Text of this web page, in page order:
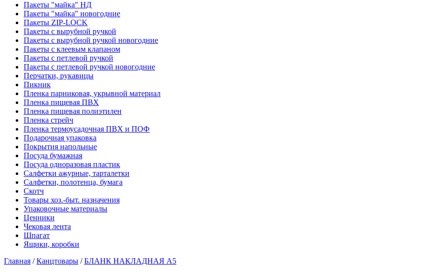
Пакеты "майка" НД
Пакеты "майка" новогодние
Пакеты ZIP-LOCK
Пакеты с вырубной ручкой
Пакеты с вырубной ручкой новогодние
Пакеты с клеевым клапаном
Пакеты с петлевой ручкой
Пакеты с петлевой ручкой новогодние
Перчатки, рукавицы
Пикник
Пленка парниковая, укрывной материал
Пленка пищевая ПВХ
Пленка пищевая полиэтилен
Пленка стрейч
Пленка термоусадочная ПВХ и ПОФ
Подарочная упаковка
Покрытия напольные
Посуда бумажная
Посуда одноразовая пластик
Салфетки ажурные, тарталетки
Салфетки, полотенца, бумага
Скотч
Товары хоз.-быт. назначения
Упаковочные материалы
Ценники
Чековая лента
Шпагат
Ящики, коробки
Главная /Канцтовары /БЛАНК НАКЛАДНАЯ А5